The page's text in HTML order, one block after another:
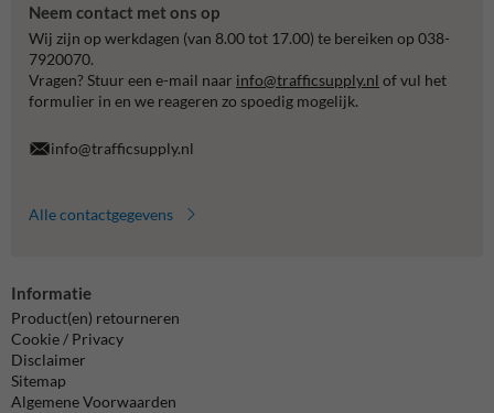
Neem contact met ons op
Wij zijn op werkdagen (van 8.00 tot 17.00) te bereiken op 038-
7920070.
Vragen? Stuur een e-mail naar info@trafficsupply.nl of vul het
formulier in en we reageren zo spoedig mogelijk.
info@trafficsupply.nl
Alle contactgegevens
Informatie
Product(en) retourneren
Cookie / Privacy
Disclaimer
Sitemap
Algemene Voorwaarden